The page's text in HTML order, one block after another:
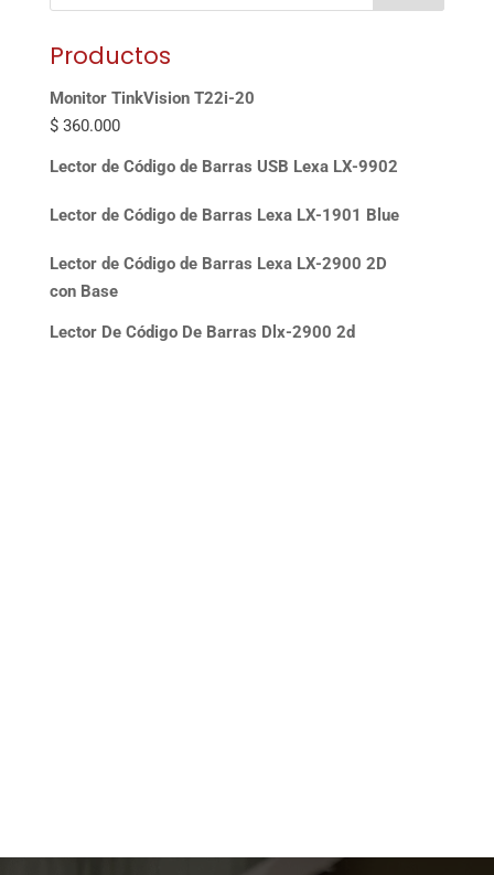
Productos
Monitor TinkVision T22i-20
$360.000
Lector de Código de Barras USB Lexa LX-9902
Lector de Código de Barras Lexa LX-1901 Blue
Lector de Código de Barras Lexa LX-2900 2D
con Base
Lector De Código De Barras Dlx-2900 2d